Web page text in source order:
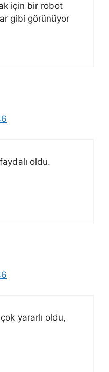
için bir robot
gibi görünüyor
oldu.
yararlı oldu,